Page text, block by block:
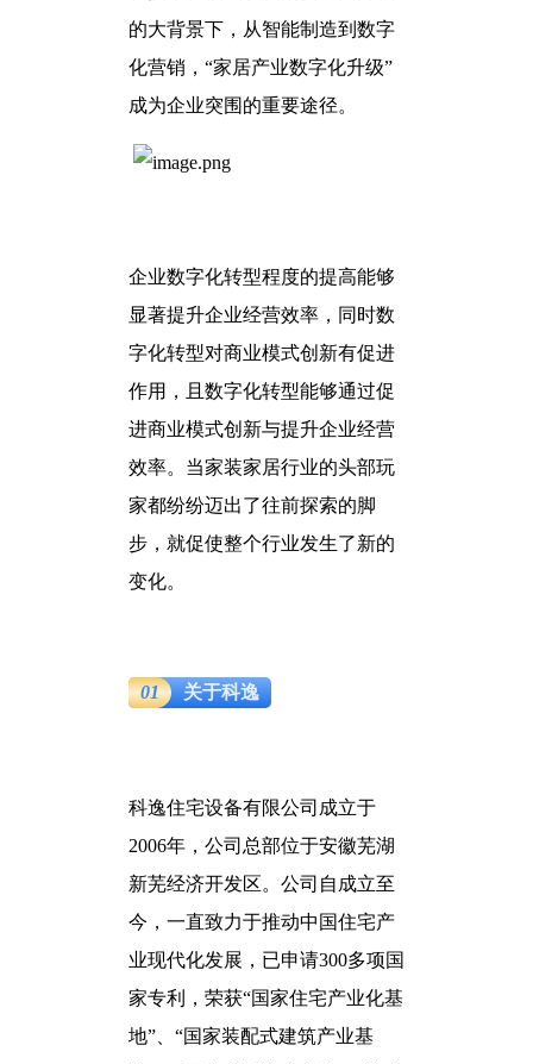
的大背景下，从智能制造到数字
化营销，“家居产业数字化升级”
成为企业突围的重要途径。
企业数字化转型程度的提高能够
显著提升企业经营效率，同时数
字化转型对商业模式创新有促进
作用，且数字化转型能够通过促
进商业模式创新与提升企业经营
效率。当家装家居行业的头部玩
家都纷纷迈出了往前探索的脚
步，就促使整个行业发生了新的
变化。
01 关于科逸
科逸住宅设备有限公司成立于
2006年，公司总部位于安徽芜湖
新芜经济开发区。公司自成立至
今，一直致力于推动中国住宅产
业现代化发展，已申请300多项国
家专利，荣获“国家住宅产业化基
地”、“国家装配式建筑产业基